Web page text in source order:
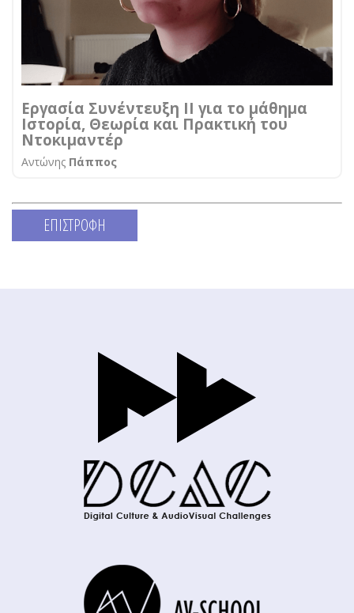
Εργασία Συνέντευξη ΙΙ για το μάθημα
Ιστορία, Θεωρία και Πρακτική του
Ντοκιμαντέρ
Αντώνης Πάππος
ΕΠΙΣΤΡΟΦΗ